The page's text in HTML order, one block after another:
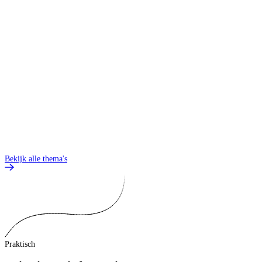
Bekijk alle thema's
Praktisch